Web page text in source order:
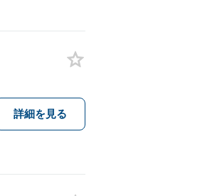
詳細を見る